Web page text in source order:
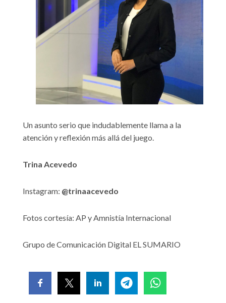
Un asunto serio que indudablemente llama a la
atención y reflexión más allá del juego.
Trina Acevedo
Instagram: @trinaacevedo
Fotos cortesía: AP y Amnistía Internacional
Grupo de Comunicación Digital EL SUMARIO